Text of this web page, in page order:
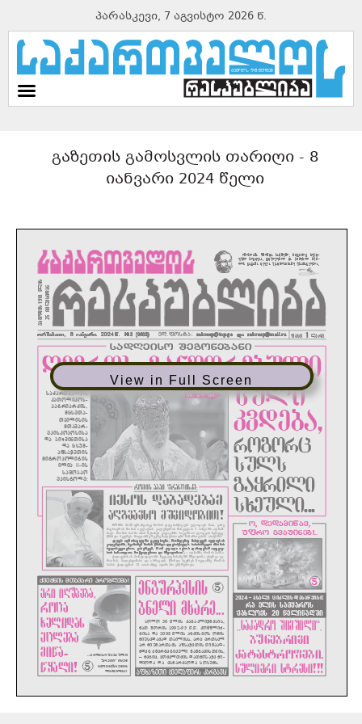
პარასკევი, 7 აგვისტო 2026 წ.
გაზეთის გამოსვლის თარიღი - 8
იანვარი 2024 წელი
View in Full Screen